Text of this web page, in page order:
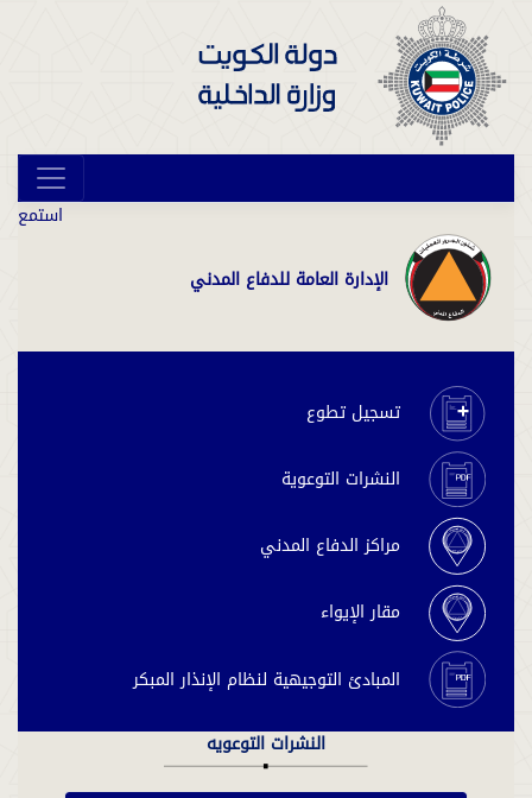
استمع
الإدارة العامة للدفاع المدني
تسجيل تطوع
النشرات التوعوية
مراكز الدفاع المدني
مقار الإيواء
المبادئ التوجيهية لنظام الإنذار المبكر
النشرات التوعويه